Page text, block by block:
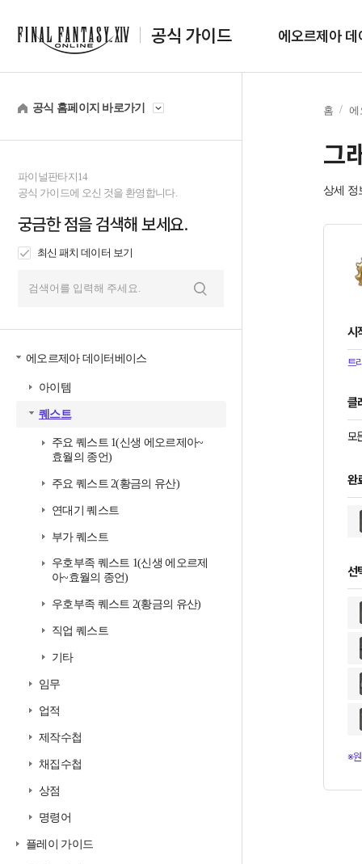
공식 가이드 에오르제아
공식 홈페이지 바로가기
파이널판타지14
공식 가이드에 오신 것을 환영합니다.
궁금한 점을 검색해 보세요.
최신 패치 데이터 보기
에오르제아 데이터베이스
아이템
퀘스트
주요 퀘스트 1(신생 에오르제아~
효월의 종언)
주요 퀘스트 2(황금의 유산)
연대기 퀘스트
부가 퀘스트
우호부족 퀘스트 1(신생 에오르제
아~효월의 종언)
우호부족 퀘스트 2(황금의 유산)
직업 퀘스트
기타
임무
업적
제작수첩
채집수첩
상점
명령어
플레이 가이드
홈 에
그
상세 정
시
트
클
모
완
선
※